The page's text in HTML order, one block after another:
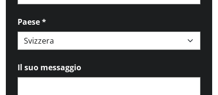
Paese*
Il suo messaggio